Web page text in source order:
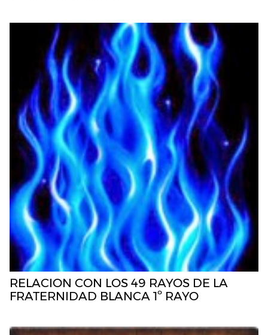
RELACION CON LOS 49 RAYOS DE LA
FRATERNIDAD BLANCA 1º RAYO